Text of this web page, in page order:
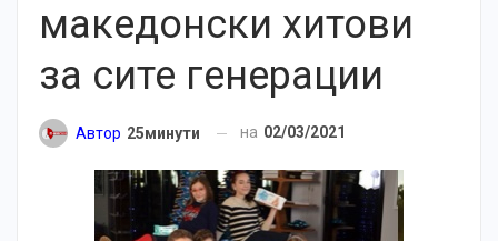
македонски хитови
за сите генерации
Автор 25минути на 02/03/2021